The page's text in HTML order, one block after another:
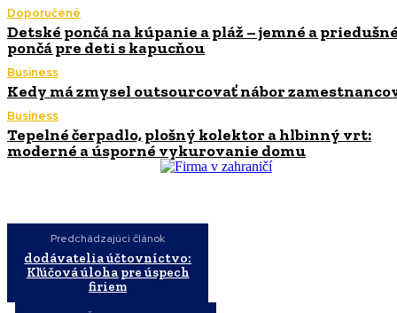
Doporučené
Detské pončá na kúpanie a pláž – jemné a
pončá pre deti s kapucňou
Business
Kedy má zmysel outsourcovať nábor
Business
Tepelné čerpadlo, plošný kolektor a hlbinný vrt:
moderné a úsporné vykurovanie domu
Predchádzajúci článok
dodávatelia účtovníctvo:
Kľúčová úloha pre úspech
firiem